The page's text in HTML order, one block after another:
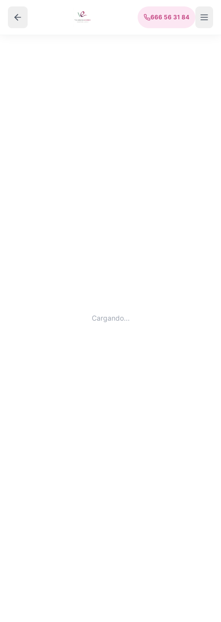
666 56 31 84
Cargando...